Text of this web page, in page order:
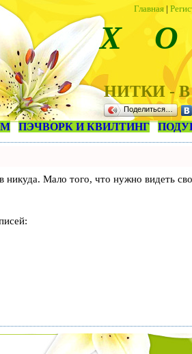
Главная |
Х
НИТКИ -
Поделиться…
ПЭЧВОРК И КВИЛТИНГ
никуда. Мало того, что нужно